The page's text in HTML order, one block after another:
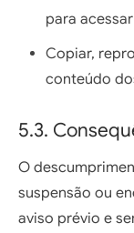
para
Copiar,
conteúdo
5.3.
O
suspensão ou
aviso prévio e